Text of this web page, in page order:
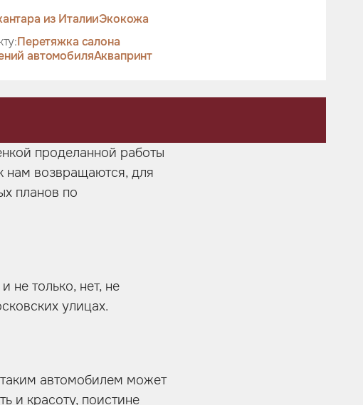
из ИталииЭкокожа
Перетяжка салона
автомобиляАквапринт
проделанной работы
нам возвращаются, для
планов по
не только, нет, не
улицах.
автомобилем может
и красоту, поистине